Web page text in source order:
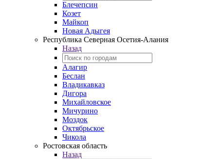
Блечепсин
Козет
Майкоп
Новая Адыгея
Республика Северная Осетия-Алания
Назад
Алагир
Беслан
Владикавказ
Дигора
Михайловское
Мичурино
Моздок
Октябрьское
Чикола
Ростовская область
Назад